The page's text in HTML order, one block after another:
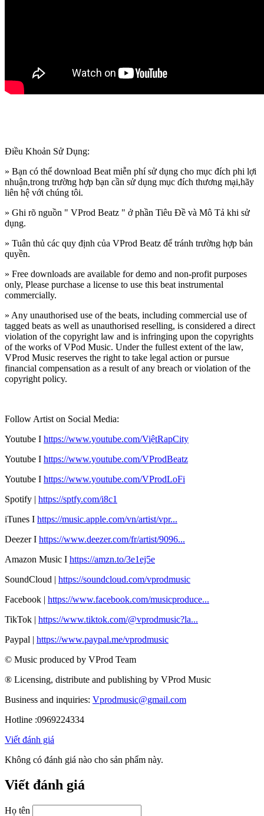
Điều Khoản Sử Dụng:
» Bạn có thể download Beat miễn phí sử dụng cho mục đích phi lợi
nhuận,trong trường hợp bạn cần sử dụng mục đích thương mại,hãy
liên hệ với chúng tôi.
» Ghi rõ nguồn " VProd Beatz " ở phần Tiêu Đề và Mô Tả khi sử
dụng.
» Tuân thủ các quy định của VProd Beatz để tránh trường hợp bản
quyền.
» Free downloads are available for demo and non-profit purposes
only, Please purchase a license to use this beat instrumental
commercially.
» Any unauthorised use of the beats, including commercial use of
tagged beats as well as unauthorised reselling, is considered a direct
violation of the copyright law and is infringing upon the copyrights
of the works of VPod Music. Under the fullest extent of the law,
VProd Music reserves the right to take legal action or pursue
financial compensation as a result of any breach or violation of the
copyright policy.
Follow Artist on Social Media:
Youtube I https://www.youtube.com/ViệtRapCity
Youtube I https://www.youtube.com/VProdBeatz
Youtube I https://www.youtube.com/VProdLoFi
Spotify | https://sptfy.com/i8c1
iTunes I https://music.apple.com/vn/artist/vpr...
Deezer I https://www.deezer.com/fr/artist/9096...
Amazon Music I https://amzn.to/3e1ej5e​
SoundCloud | https://soundcloud.com/vprodmusic
Facebook | https://www.facebook.com/musicproduce...
TikTok | https://www.tiktok.com/@vprodmusic?la...
Paypal | https://www.paypal.me/vprodmusic
© Music produced by VProd Team
® Licensing, distribute and publishing by VProd Music
Business and inquiries: Vprodmusic@gmail.com
Hotline :0969224334
Viết đánh giá
Không có đánh giá nào cho sản phẩm này.
Viết đánh giá
Họ tên